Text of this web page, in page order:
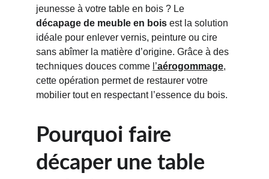
jeunesse à votre table en bois ? Le
décapage de meuble en bois est la solution
idéale pour enlever vernis, peinture ou cire
sans abîmer la matière d’origine. Grâce à des
techniques douces comme l’aérogommage,
cette opération permet de restaurer votre
mobilier tout en respectant l’essence du bois.
Pourquoi faire
décaper une table